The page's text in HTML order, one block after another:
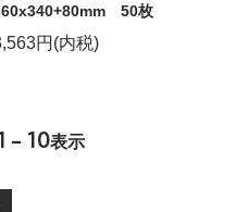
50枚
円(内税)
- 10表示